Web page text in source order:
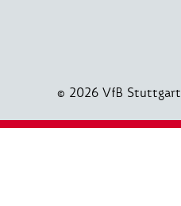
© 2026 VfB Stuttgart